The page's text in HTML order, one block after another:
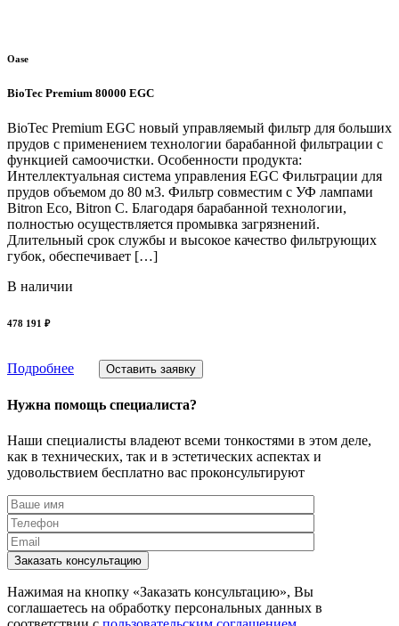
Oase
BioTec Premium 80000 EGC
BioTec Premium EGC новый управляемый фильтр для больших
прудов с применением технологии барабанной фильтрации с
функцией самоочистки. Особенности продукта:
Интеллектуальная система управления EGC Фильтрации для
прудов объемом до 80 м3. Фильтр совместим с УФ лампами
Bitron Eco, Bitron C. Благодаря барабанной технологии,
полностью осуществляется промывка загрязнений.
Длительный срок службы и высокое качество фильтрующих
губок, обеспечивает […]
В наличии
478 191 ₽
Подробнее Оставить заявку
Нужна помощь специалиста?
Наши специалисты владеют всеми тонкостями в этом деле,
как в технических, так и в эстетических аспектах и
удовольствием бесплатно вас проконсультируют
Заказать консультацию
Нажимая на кнопку «Заказать консультацию», Вы
соглашаетесь на обработку персональных данных в